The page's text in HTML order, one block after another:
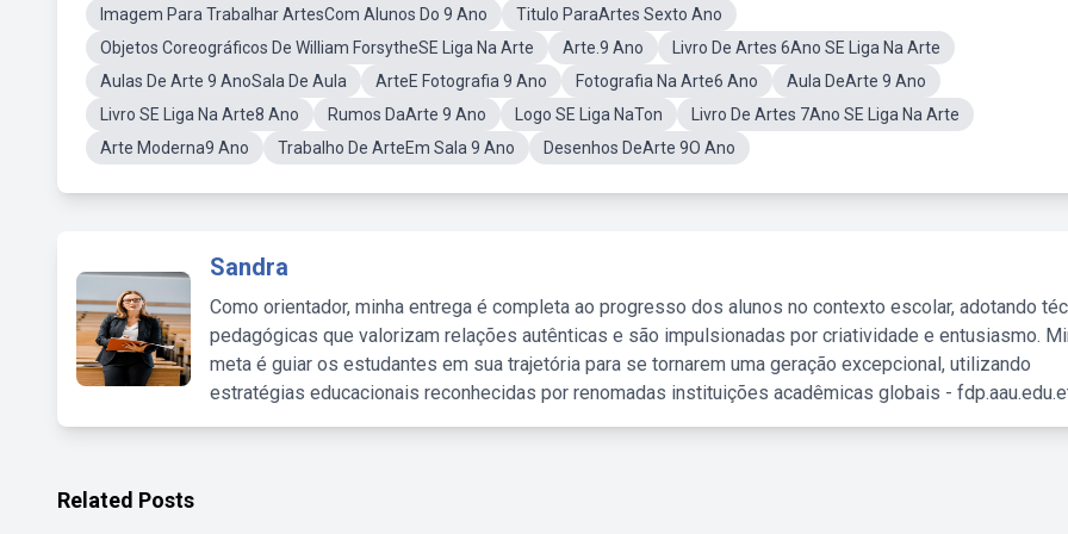
Imagem Para Trabalhar ArtesCom Alunos Do 9 Ano
Titulo ParaArtes Sexto Ano
Objetos Coreográficos De William ForsytheSE Liga Na Arte
Arte.9 Ano
Livro De Artes 6Ano SE Liga Na Arte
Aulas De Arte 9 AnoSala De Aula
ArteE Fotografia 9 Ano Fotografia Na Arte6 Ano
Aula DeArte 9 Ano
Livro SE Liga Na Arte8 Ano
Rumos DaArte 9 Ano Logo SE Liga NaTon
Livro De Artes 7Ano SE Liga Na Arte
Arte Moderna9 Ano
Trabalho De ArteEm Sala 9 Ano Desenhos DeArte 9O Ano
Sandra
Como orientador, minha entrega é completa ao progresso dos alunos no contexto escolar, adotando
pedagógicas que valorizam relações autênticas e são impulsionadas por criatividade e entusiasmo.
meta é guiar os estudantes em sua trajetória para se tornarem uma geração excepcional, utilizando
estratégias educacionais reconhecidas por renomadas instituições acadêmicas globais -
Related Posts